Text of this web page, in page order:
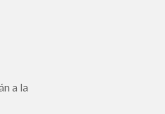
a la